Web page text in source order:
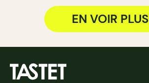
EN VOIR PLUS